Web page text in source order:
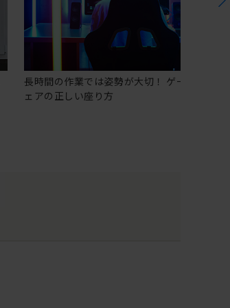
長時間の作業では姿勢が大切！ ゲーミングチ
ェアの正しい座り方